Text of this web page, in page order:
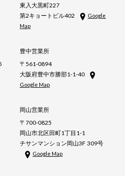
東入大黒町227
第2キョートビル402
Google
Map
豊中営業所
〒561-0894
大阪府豊中市勝部1-1-40
Google Map
岡山営業所
〒700-0825
岡山市北区田町1丁目1-1
チサンマンション岡山3F 309号
Google Map